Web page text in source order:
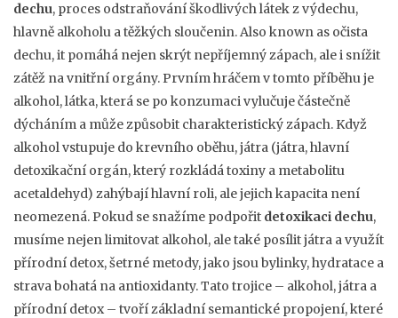
dechu, proces odstraňování škodlivých látek z výdechu,
hlavně alkoholu a těžkých sloučenin. Also known as očista
dechu, it pomáhá nejen skrýt nepříjemný zápach, ale i snížit
zátěž na vnitřní orgány.Prvním hráčem v tomto příběhu je
alkohol,látka, která se po konzumaci vylučuje částečně
dýcháním a může způsobit charakteristický zápach. Když
alkohol vstupuje do krevního oběhu, játra (játra,hlavní
detoxikační orgán, který rozkládá toxiny a metabolitu
acetaldehyd) zahýbají hlavní roli, ale jejich kapacita není
neomezená. Pokud se snažíme podpořit detoxikaci dechu,
musíme nejen limitovat alkohol, ale také posílit játra a využít
přírodní detox,šetrné metody, jako jsou bylinky, hydratace a
strava bohatá na antioxidanty. Tato trojice – alkohol, játra a
přírodní detox – tvoří základní semantické propojení, které